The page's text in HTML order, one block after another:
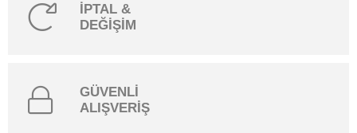
İPTAL &
DEĞİŞİM
GÜVENLİ
ALIŞVERİŞ